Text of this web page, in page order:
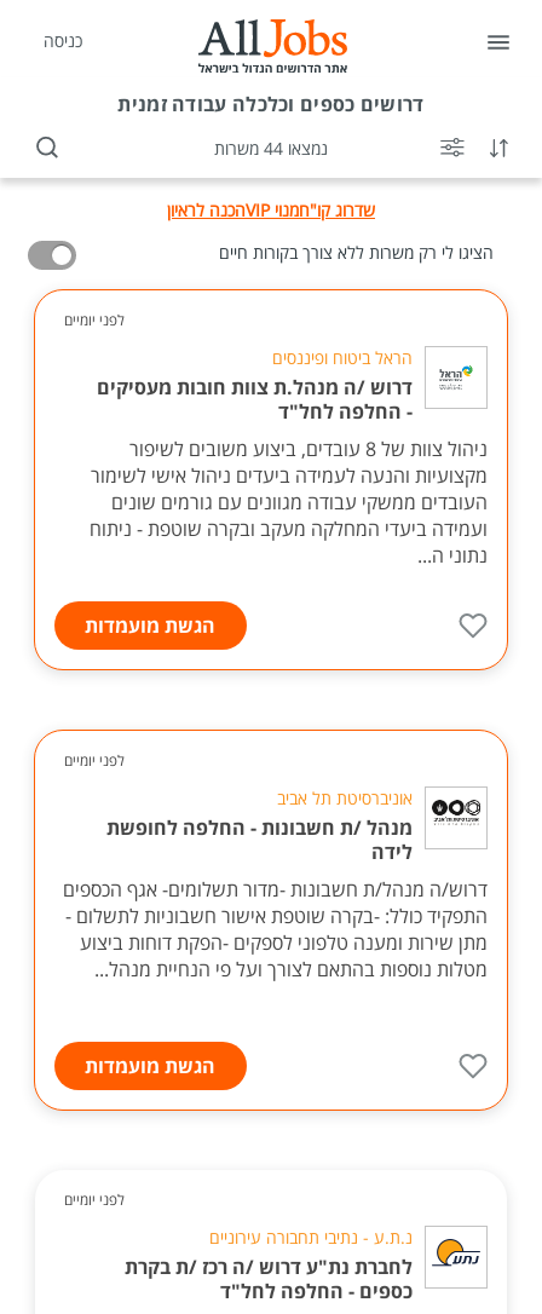
כניסה
דרושים כספים וכלכלה עבודה זמנית
נמצאו 44 משרות
שדרוג קו"חמנוי VIP
הכנה לראיון
הציגו לי רק משרות ללא צורך בקורות חיים
לפני יומיים
הראל ביטוח ופיננסים
דרוש /ה מנהל.ת צוות חובות מעסיקים
- החלפה לחל"ד
ניהול צוות של 8 עובדים, ביצוע משובים לשיפור
מקצועיות והנעה לעמידה ביעדים ניהול אישי לשימור
העובדים ממשקי עבודה מגוונים עם גורמים שונים
ועמידה ביעדי המחלקה מעקב ובקרה שוטפת - ניתוח
נתוני ה...
הגשת מועמדות
לפני יומיים
אוניברסיטת תל אביב
מנהל /ת חשבונות - החלפה לחופשת
לידה
דרוש/ה מנהל/ת חשבונות -מדור תשלומים- אגף הכספים
התפקיד כולל: -בקרה שוטפת אישור חשבוניות לתשלום -
מתן שירות ומענה טלפוני לספקים -הפקת דוחות ביצוע
מטלות נוספות בהתאם לצורך ועל פי הנחיית מנהל...
הגשת מועמדות
לפני יומיים
נ.ת.ע - נתיבי תחבורה עירוניים
לחברת נת"ע דרוש /ה רכז /ת בקרת
כספים - החלפה לחל"ד